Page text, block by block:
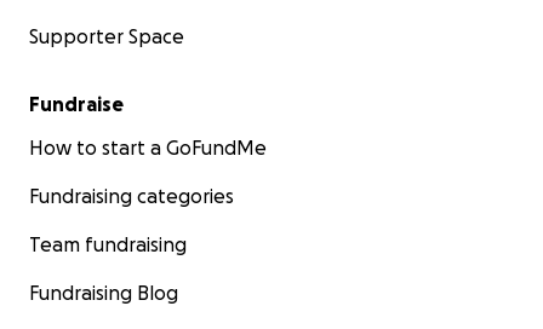
Supporter Space
Fundraise
How to start a GoFundMe
Fundraising categories
Team fundraising
Fundraising Blog